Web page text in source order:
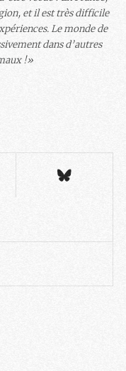
et il est très difficile
Le monde de
dans d’autres
!»